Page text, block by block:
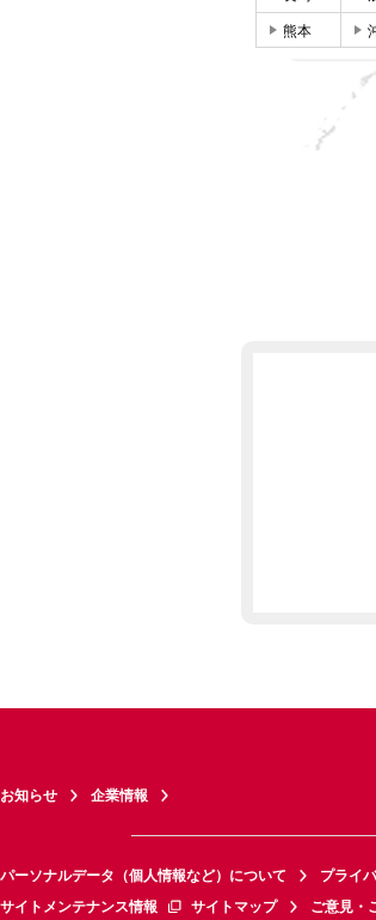
熊本
お知らせ 企業情報
パーソナルデータ（個人情報など）について プライ
サイトメンテナンス情報
サイトマップ ご意見・